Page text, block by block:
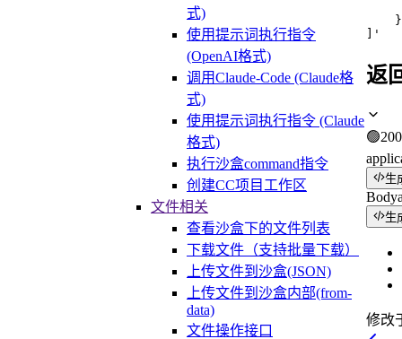
式)
使用提示词执行指令
(OpenAI格式)
调用Claude-Code (Claude格
式)
使用提示词执行指令 (Claude
格式)
执行沙盒command指令
创建CC项目工作区
文件相关
查看沙盒下的文件列表
下载文件（支持批量下载）
上传文件到沙盒(JSON)
上传文件到沙盒内部(from-
data)
文件操作接口
    }
]'
返
🟢200
生
Body
生
修改